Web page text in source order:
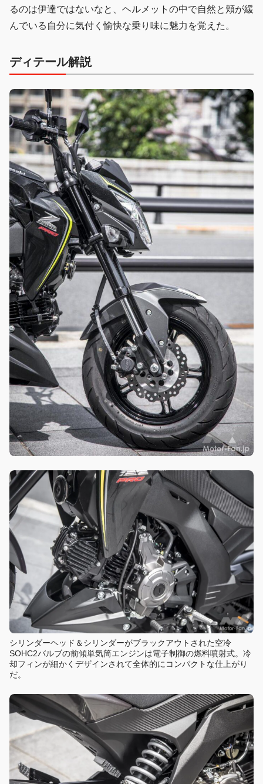
るのは伊達ではないなと、ヘルメットの中で自然と頬が緩
んでいる自分に気付く愉快な乗り味に魅力を覚えた。
ディテール解説
シリンダーヘッド＆シリンダーがブラックアウトされた空冷
SOHC2バルブの前傾単気筒エンジンは電子制御の燃料噴射式。冷
却フィンが細かくデザインされて全体的にコンパクトな仕上がり
だ。